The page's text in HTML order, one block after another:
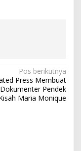
Pos berikutnya
Press Membuat
Pendek
Maria Monique